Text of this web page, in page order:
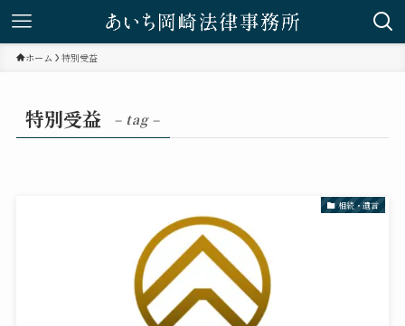
ホーム 特別受益
特別受益 – tag –
相続・遺言